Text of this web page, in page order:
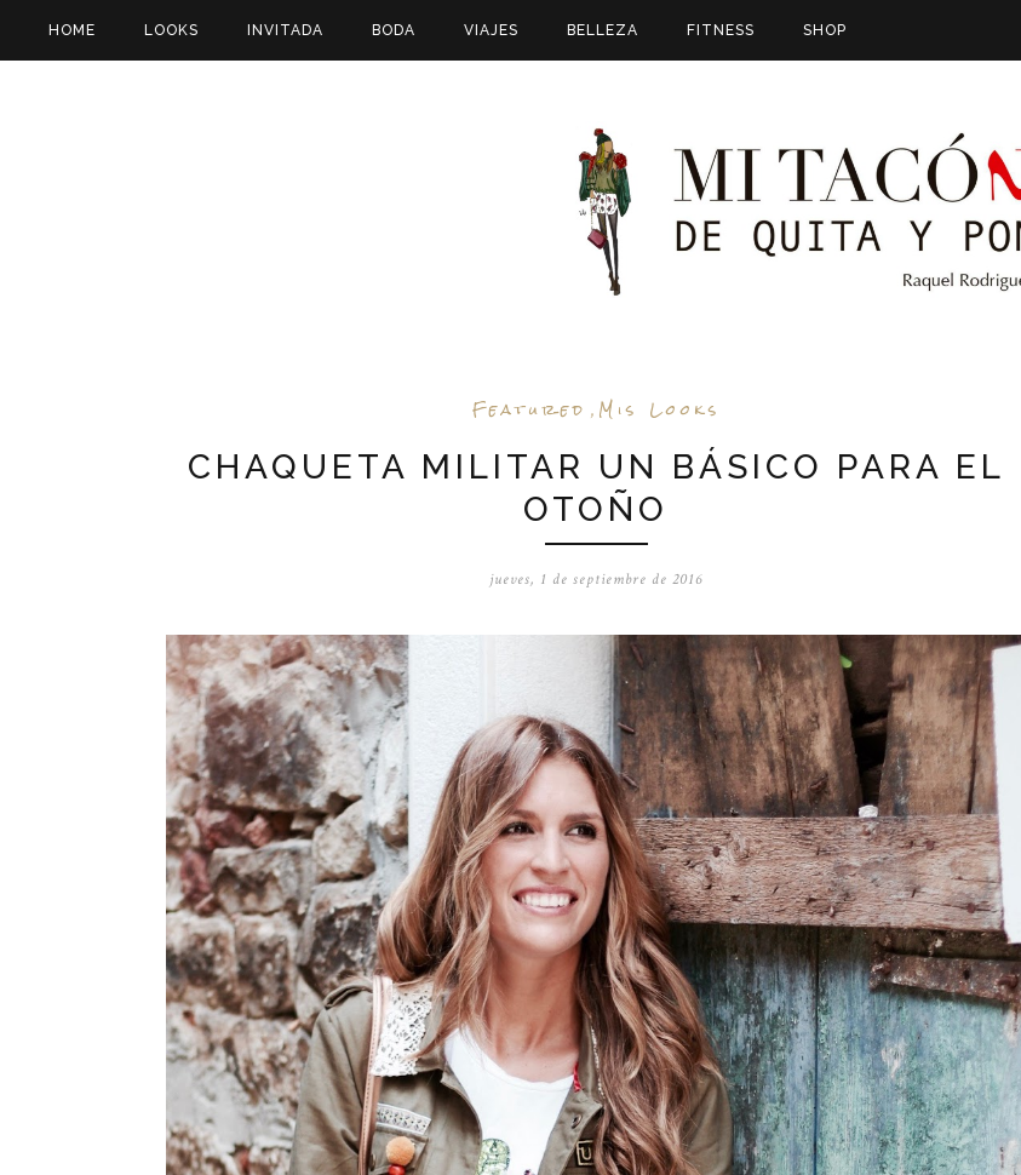
HOME LOOKS INVITADA BODA VIAJES BELLEZA FITNESS SHOP
Featured , Mis Looks
CHAQUETA MILITAR UN BÁSICO PARA EL
OTOÑO
jueves, 1 de septiembre de 2016